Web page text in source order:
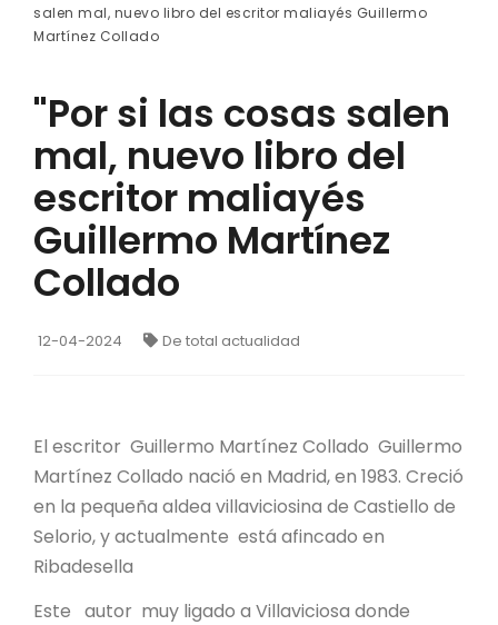
salen mal, nuevo libro del escritor maliayés Guillermo
Martínez Collado
"Por si las cosas salen
mal, nuevo libro del
escritor maliayés
Guillermo Martínez
Collado
12-04-2024 De total actualidad
El escritor Guillermo Martínez Collado Guillermo
Martínez Collado nació en Madrid, en 1983. Creció
en la pequeña aldea villaviciosina de Castiello de
Selorio, y actualmente está afincado en
Ribadesella
Este autor muy ligado a Villaviciosa donde